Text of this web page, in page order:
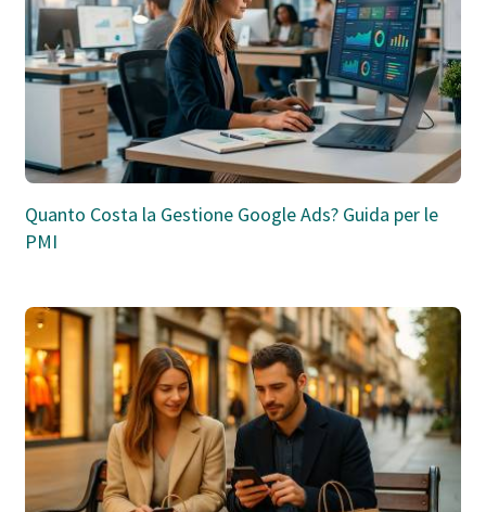
Quanto Costa la Gestione Google Ads? Guida per le
PMI